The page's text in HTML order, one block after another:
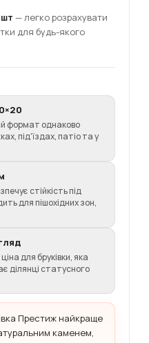
— легко розрахувати
для будь-якого
формат однаково
під'їздах, патіо та у
стійкість під
для пішохідних зон,
для бруківки, яка
ділянці статусного
Престиж найкраще
каменем,